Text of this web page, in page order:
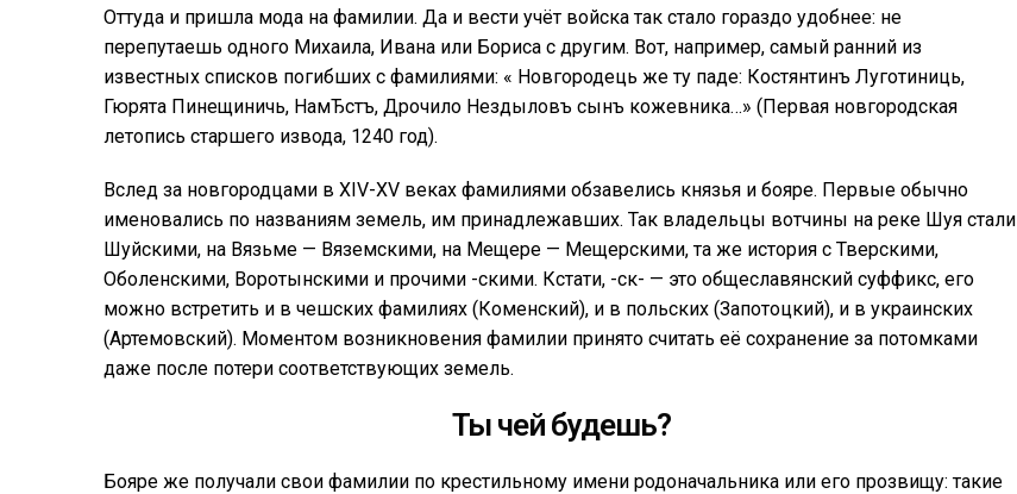
Оттуда и пришла мода на фамилии. Да и вести учёт войска так стало гораздо удобнее: не
перепутаешь одного Михаила, Ивана или Бориса с другим. Вот, например, самый ранний из
известных списков погибших с фамилиями: « Новгородець же ту паде: Костянтинъ Луготиниць,
Гюрята Пинещиничь, НамЂстъ, Дрочило Нездыловъ сынъ кожевника…» (Первая новгородская
летопись старшего извода, 1240 год).
Вслед за новгородцами в XIV-XV веках фамилиями обзавелись князья и бояре. Первые обычно
именовались по названиям земель, им принадлежавших. Так владельцы вотчины на реке Шуя стали
Шуйскими, на Вязьме — Вяземскими, на Мещере — Мещерскими, та же история с Тверскими,
Оболенскими, Воротынскими и прочими -скими. Кстати, -ск- — это общеславянский суффикс, его
можно встретить и в чешских фамилиях (Коменский), и в польских (Запотоцкий), и в украинских
(Артемовский). Моментом возникновения фамилии принято считать её сохранение за потомками
даже после потери соответствующих земель.
Ты чей будешь?
Бояре же получали свои фамилии по крестильному имени родоначальника или его прозвищу: такие